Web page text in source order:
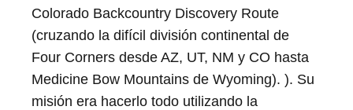
Colorado Backcountry Discovery Route
(cruzando la difícil división continental de
Four Corners desde AZ, UT, NM y CO hasta
Medicine Bow Mountains de Wyoming). ). Su
misión era hacerlo todo utilizando la